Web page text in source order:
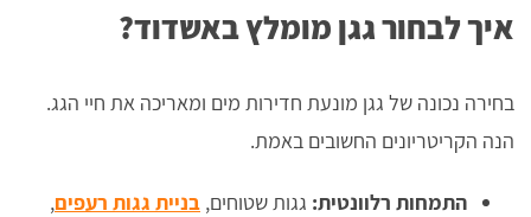
איך לבחור גגן מומלץ באשדוד?
בחירה נכונה של גגן מונעת חדירות מים ומאריכה את חיי הגג.
הנה הקריטריונים החשובים באמת.
התמחות רלוונטית: גגות שטוחים, בניית גגות רעפים,